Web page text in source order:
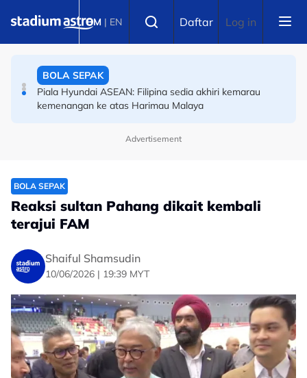
BM | EN Daftar Log in
(Terkini) Danish Iftikhar muncul antara lapan pelari pecut
BOLA SEPAK
Piala Hyundai ASEAN: Filipina sedia akhiri kemarau
kemenangan ke atas Harimau Malaya
Advertisement
BOLA SEPAK
Reaksi sultan Pahang dikait kembali
terajui FAM
Shaiful Shamsudin
10/06/2026 | 19:39 MYT